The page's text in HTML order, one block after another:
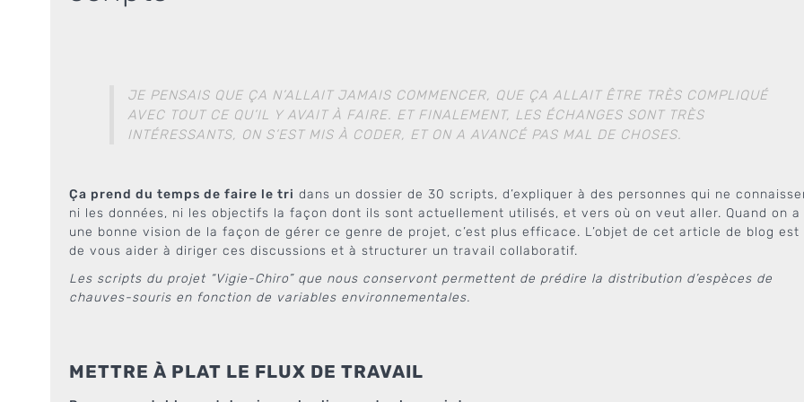
JE PENSAIS QUE ÇA N’ALLAIT JAMAIS COMMENCER, QUE ÇA ALLAIT ÊTRE TRÈS COMPLIQUÉ
AVEC TOUT CE QU’IL Y AVAIT À FAIRE. ET FINALEMENT, LES ÉCHANGES SONT TRÈS
INTÉRESSANTS, ON S’EST MIS À CODER, ET ON A AVANCÉ PAS MAL DE CHOSES.
Ça prend du temps de faire le tri dans un dossier de 30 scripts, d’expliquer à des personnes qui ne
ni les données, ni les objectifs la façon dont ils sont actuellement utilisés, et vers où on veut aller. Quand on a
une bonne vision de la façon de gérer ce genre de projet, c’est plus efficace. L’objet de cet article de blog est
de vous aider à diriger ces discussions et à structurer un travail collaboratif.
Les scripts du projet “Vigie-Chiro” que nous conservont permettent de prédire la distribution d’espèces de
chauves-souris en fonction de variables environnementales.
METTRE À PLAT LE FLUX DE TRAVAIL